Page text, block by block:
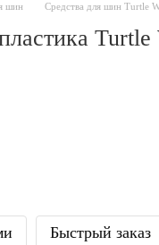
шин Средства для шин Turtle
Быстрый заказ